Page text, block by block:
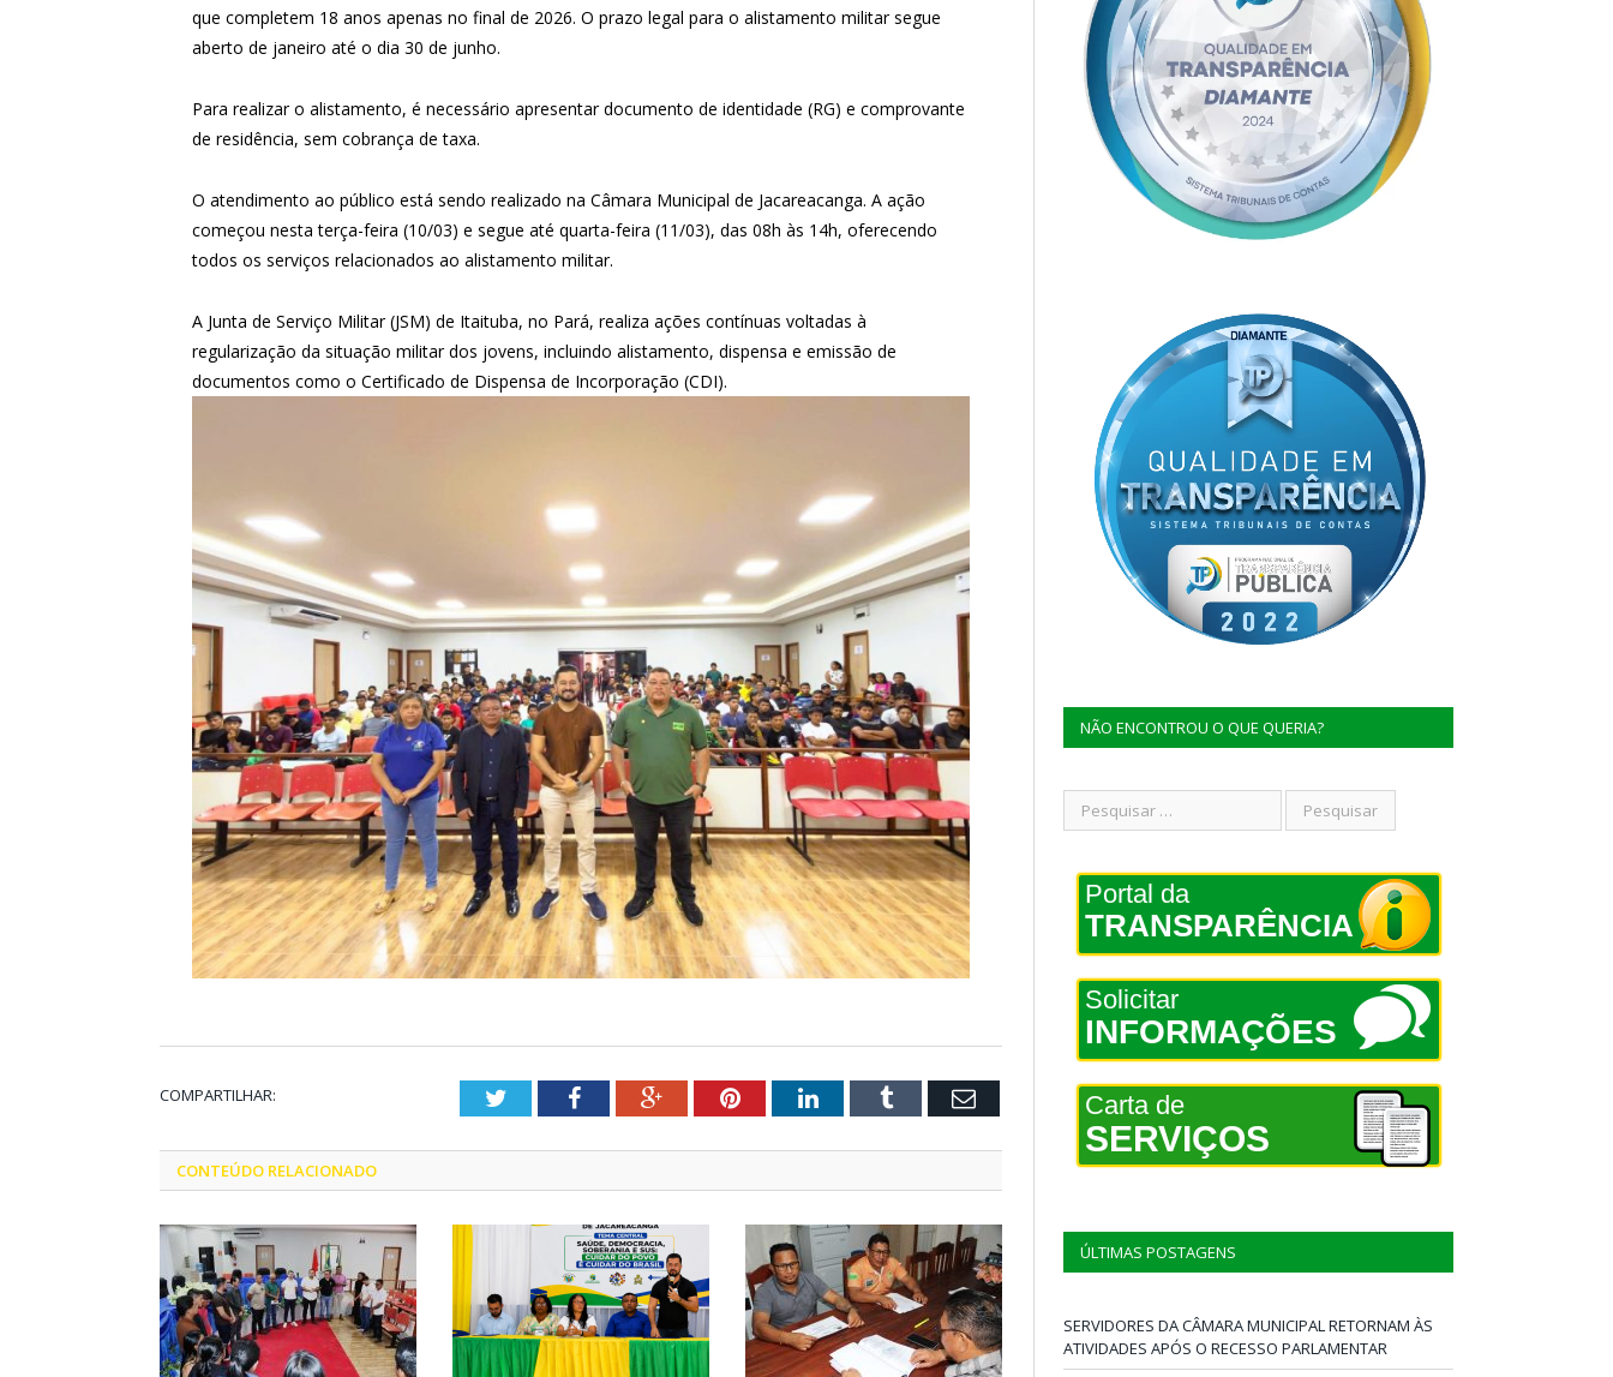
que completem 18 anos apenas no final de 2026. O prazo legal para o alistamento militar segue
aberto de janeiro até o dia 30 de junho.
Para realizar o alistamento, é necessário apresentar documento de identidade (RG) e comprovante
de residência, sem cobrança de taxa.
O atendimento ao público está sendo realizado na Câmara Municipal de Jacareacanga. A ação
começou nesta terça-feira (10/03) e segue até quarta-feira (11/03), das 08h às 14h, oferecendo
todos os serviços relacionados ao alistamento militar.
A Junta de Serviço Militar (JSM) de Itaituba, no Pará, realiza ações contínuas voltadas à
regularização da situação militar dos jovens, incluindo alistamento, dispensa e emissão de
documentos como o Certificado de Dispensa de Incorporação (CDI).
COMPARTILHAR: TwitterFacebookGoogle+PinterestLinkedInTumblr Email
CONTEÚDO RELACIONADO
NÃO ENCONTROU O QUE QUERIA?
Portal da
TRANSPARÊNCIA
Solicitar
INFORMAÇÕES
Carta de
SERVIÇOS
ÚLTIMAS POSTAGENS
SERVIDORES DA CÂMARA MUNICIPAL RETORNAM ÀS
ATIVIDADES APÓS O RECESSO PARLAMENTAR